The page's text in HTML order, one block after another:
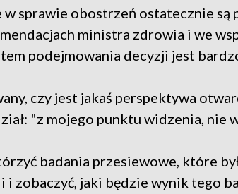
w sprawie obostrzeń ostatecznie są
ministra zdrowia i we
podejmowania decyzji jest
czy jest jakaś perspektywa
"z mojego punktu widzenia, nie
badania przesiewowe, które
i zobaczyć, jaki będzie wynik tego